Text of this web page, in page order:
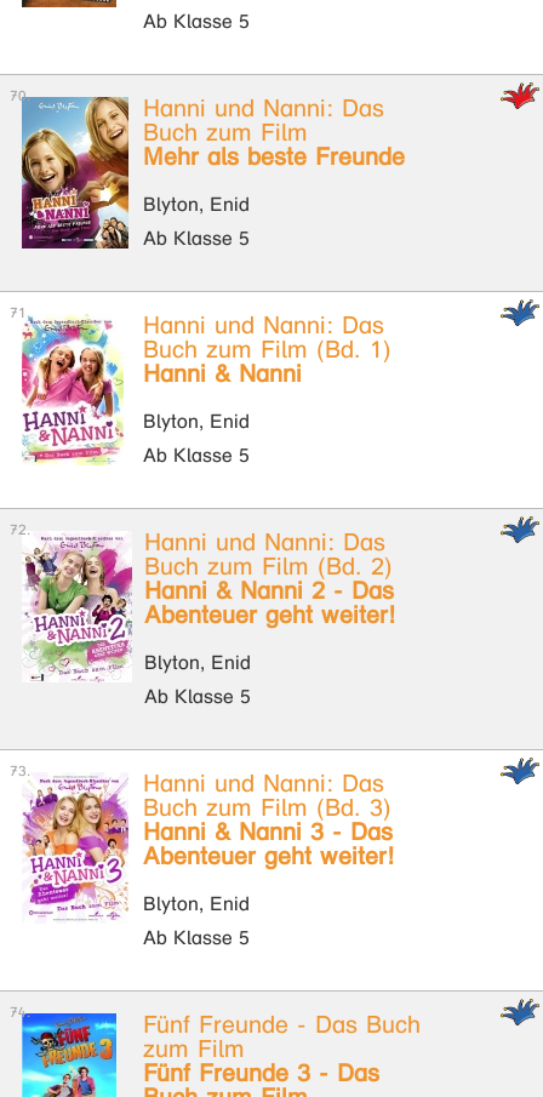
Ab Klasse 5
Hanni und Nanni: Das
Buch zum Film
Mehr als beste Freunde
Blyton, Enid
Ab Klasse 5
Hanni und Nanni: Das
Buch zum Film (Bd. 1)
Hanni & Nanni
Blyton, Enid
Ab Klasse 5
Hanni und Nanni: Das
Buch zum Film (Bd. 2)
Hanni & Nanni 2 - Das
Abenteuer geht weiter!
Blyton, Enid
Ab Klasse 5
Hanni und Nanni: Das
Buch zum Film (Bd. 3)
Hanni & Nanni 3 - Das
Abenteuer geht weiter!
Blyton, Enid
Ab Klasse 5
Fünf Freunde - Das Buch
zum Film
Fünf Freunde 3 - Das